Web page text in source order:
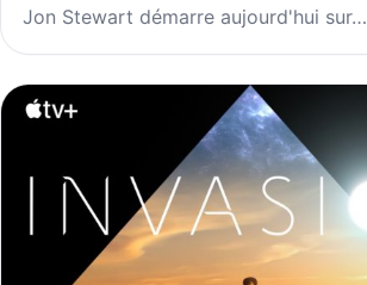
Jon Stewart démarre aujourd'hui sur…